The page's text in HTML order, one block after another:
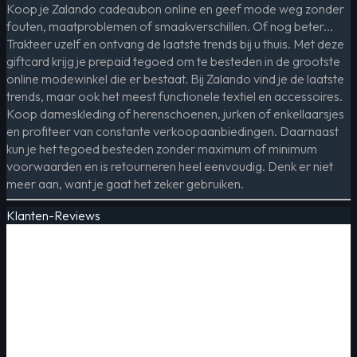
Koop je Zalando cadeaubon online en geef mode weg zonder
fouten, maatproblemen of smaakverschillen. Of nog beter...
Trakteer uzelf en ontvang de laatste trends bij u thuis. Met deze
giftcard krijg je prepaid tegoed om te besteden in de grootste
online modewinkel die er bestaat. Bij Zalando vind je de laatste
trends, maar ook het meest functionele textiel en accessoires.
Koop dameskleding of herenschoenen, jurken of enkellaarsjes
en profiteer van constante verkoopaanbiedingen. Daarnaast
kun je het tegoed besteden zonder maximum of minimum
voorwaarden en is retourneren heel eenvoudig. Denk er niet
meer aan, want je gaat het zeker gebruiken.
Klanten-Reviews